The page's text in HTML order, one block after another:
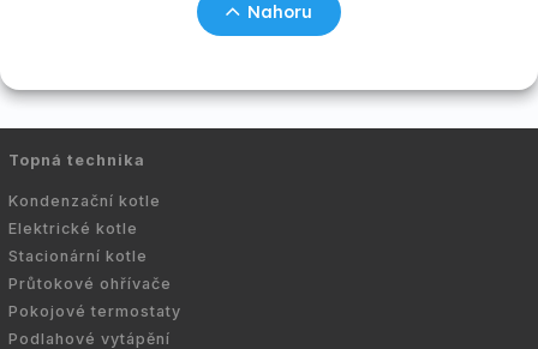
Nahoru
Topná technika
Kondenzační kotle
Elektrické kotle
Stacionární kotle
Průtokové ohřívače
Pokojové termostaty
Podlahové vytápění